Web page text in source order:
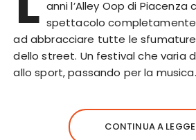
anni l’Alley Oop di Piacenza
spettacolo
ad abbracciare tutte le sfumature
dello street. Un festival che varia
allo sport, passando per la
CONTINUA A